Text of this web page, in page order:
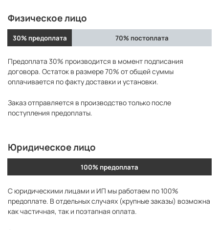
Физическое лицо
30% предоплата 70% постоплата
Предоплата 30% производится в момент подписания
договора. Остаток в размере 70% от общей суммы
оплачивается по факту доставки и установки.
Заказ отправляется в производство только после
поступления предоплаты.
Юридическое лицо
100% предоплата
С юридическими лицами и ИП мы работаем по 100%
предоплате. В отдельных случаях (крупные заказы) возможна
как частичная, так и поэтапная оплата.